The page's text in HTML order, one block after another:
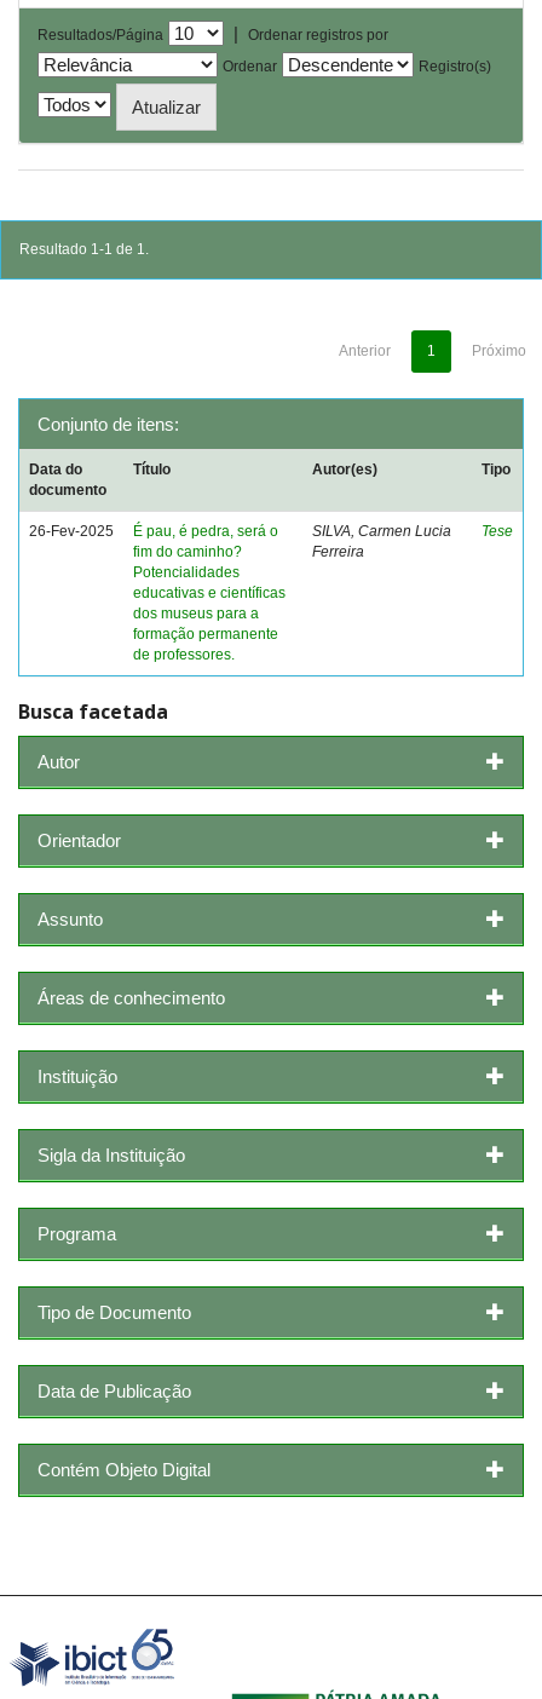
Resultados/Página |
Ordenar registros por
Ordenar
Registro(s)
Resultado 1-1 de 1.
Anterior 1 Próximo
Conjunto de itens:
Data do
documento
Título Autor(es) Tipo
26-Fev-2025
É pau, é pedra, será o
fim do caminho?
Potencialidades
educativas e científicas
dos museus para a
formação permanente
de professores.
SILVA, Carmen Lucia
Ferreira
Tese
Busca facetada
Autor
Orientador
Assunto
Áreas de conhecimento
Instituição
Sigla da Instituição
Programa
Tipo de Documento
Data de Publicação
Contém Objeto Digital